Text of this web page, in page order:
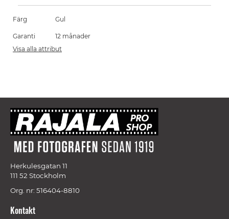
Färg Gul
Garanti
12 månader
Visa alla attribut
Herkulesgatan 11
111 52 Stockholm
Org. nr: 516404-8810
Kontakt